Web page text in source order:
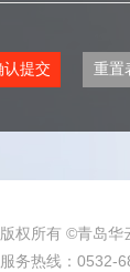
版权所有 ©青岛华
服务热线：0532-